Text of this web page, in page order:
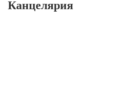
Канцелярия